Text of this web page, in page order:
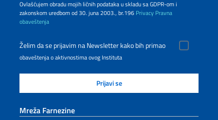
Ovlašćujem obradu mojih ličnih podataka u skladu sa GDPR-om i
zakonskom uredbom od 30. juna 2003., br.196 Privacy Pravna
obaveštenja
Želim da se prijavim na Newsletter kako bih primao
obaveštenja o aktivnostima ovog Instituta
Mreža Farnezine